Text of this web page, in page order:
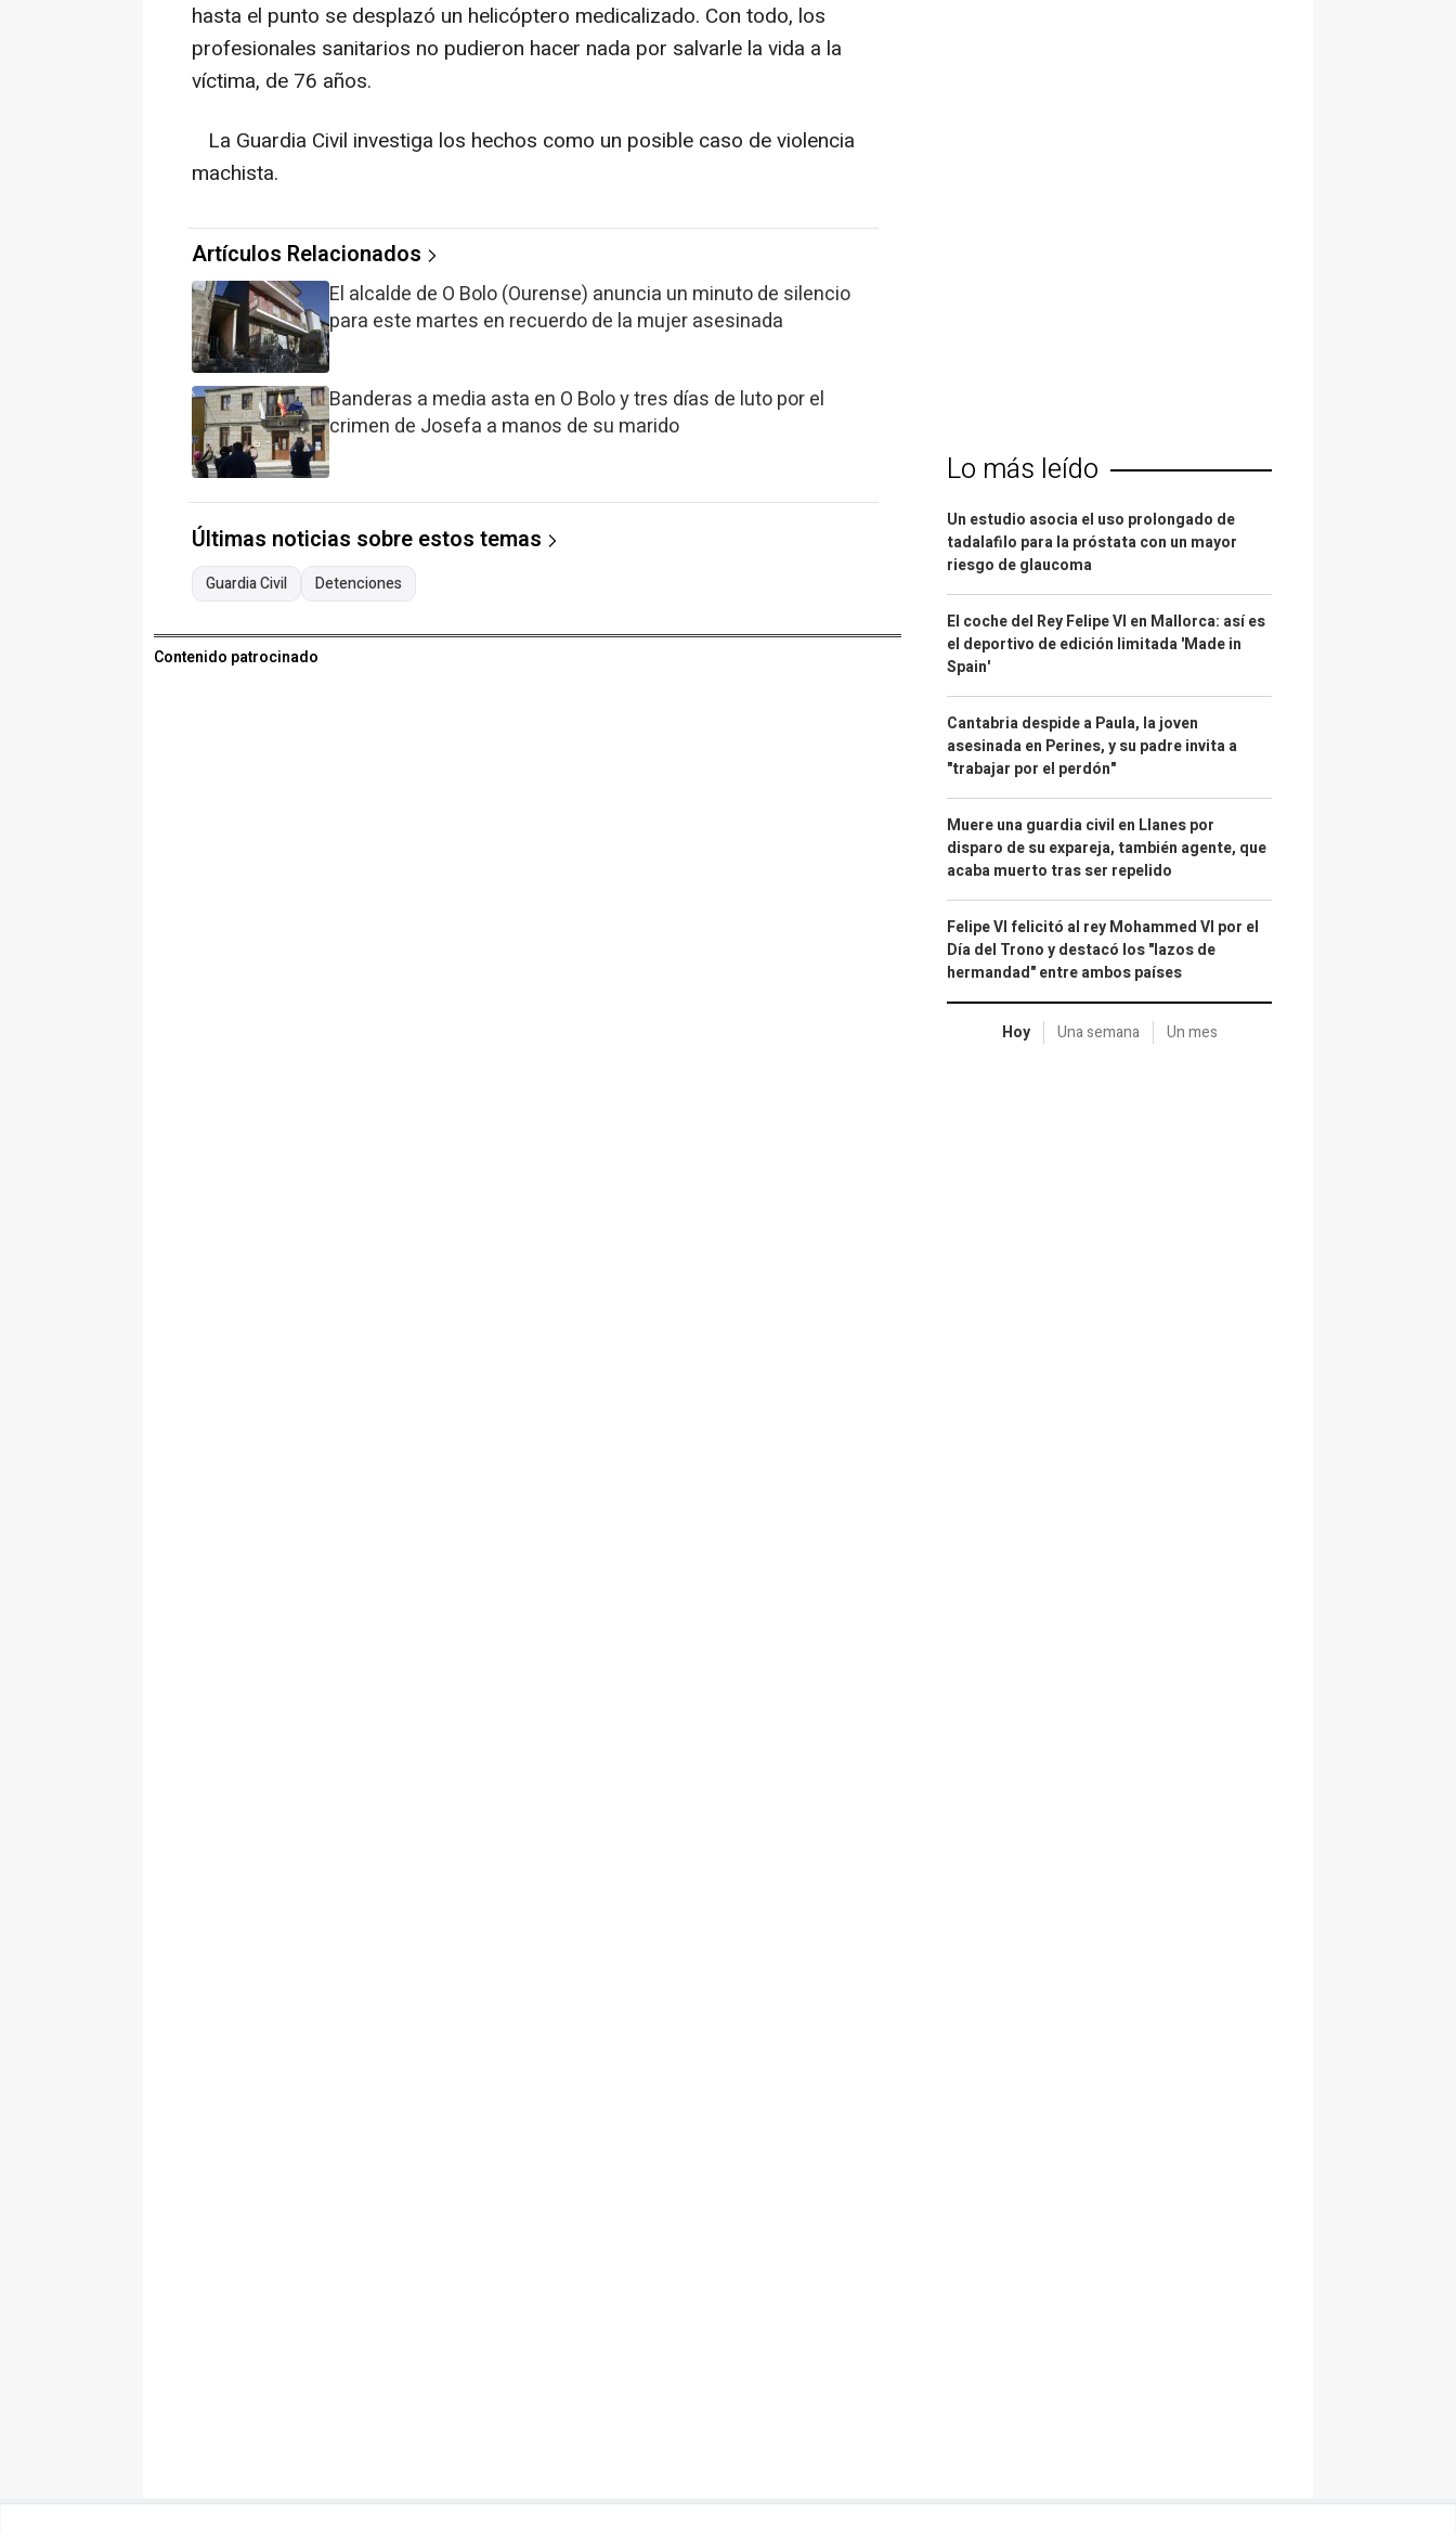
hasta el punto se desplazó un helicóptero medicalizado. Con todo, los
profesionales sanitarios no pudieron hacer nada por salvarle la vida a la
víctima, de 76 años.
La Guardia Civil investiga los hechos como un posible caso de violencia
machista.
Artículos Relacionados
El alcalde de O Bolo (Ourense) anuncia un minuto de silencio
para este martes en recuerdo de la mujer asesinada
Banderas a media asta en O Bolo y tres días de luto por el
crimen de Josefa a manos de su marido
Últimas noticias sobre estos temas
Guardia Civil Detenciones
Contenido patrocinado
Lo más leído
Un estudio asocia el uso prolongado de
tadalafilo para la próstata con un mayor
riesgo de glaucoma
El coche del Rey Felipe VI en Mallorca: así es
el deportivo de edición limitada 'Made in
Spain'
Cantabria despide a Paula, la joven
asesinada en Perines, y su padre invita a
"trabajar por el perdón"
Muere una guardia civil en Llanes por
disparo de su expareja, también agente, que
acaba muerto tras ser repelido
Felipe VI felicitó al rey Mohammed VI por el
Día del Trono y destacó los "lazos de
hermandad" entre ambos países
Hoy Una semana Un mes